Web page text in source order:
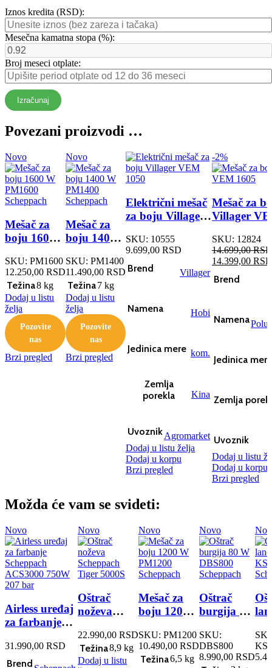
Iznos kredita (RSD):
Mesečna kamatna stopa (%):
Broj meseci otplate:
Izračunaj
Povezani proizvodi …
Novo
Mešač za
boju 1600
Scheppach
SKU: PM1600
12.250,00 RSD
Težina8 kg
Dodaj u listu
želja
Pozovite
nas
Brzi pregled
Novo
Mešač za
boju 1400
Scheppach
SKU: PM1400
11.490,00 RSD
Težina7 kg
Dodaj u listu
želja
Pozovite
nas
Brzi pregled
Električni mešač
za boju Villager
SKU: 10555
9.699,00 RSD
Brend Villager
Namena Hobi
Jedinica mere kom.
Zemlja
porekla
Kina
UvoznikAgromarket
Dodaj u listu želja
Dodaj u korpu
Brzi pregled
-2%
Mešač za
Villager
SKU: 12824
14.699,00RSD
Originalna
je
14.399,00 RSD
Brend
Namena
Jedinica mere
Zemlja
Uvoznik
Dodaj u listu
Dodaj u korpu
Brzi pregled
Možda će vam se svideti:
Novo
Airless uređaj
za farbanje
ACS3000
750W 207 bar
31.990,00 RSD
Brend
Novo
Oštrač
noževa
Tiger 5000S
22.990,00 RSD
Težina8,9 kg
Dodaj u listu
Novo
Mešač za
boju 1200
Scheppach
SKU: PM1200
10.490,00 RSD
Težina6,5 kg
Novo
Oštrač
burgija 80
Scheppach
SKU:
DBS800
8.990,00 RSD